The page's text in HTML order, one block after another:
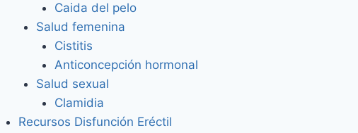
Caida del pelo
Salud femenina
Cistitis
Anticoncepción hormonal
Salud sexual
Clamidia
Recursos Disfunción Eréctil